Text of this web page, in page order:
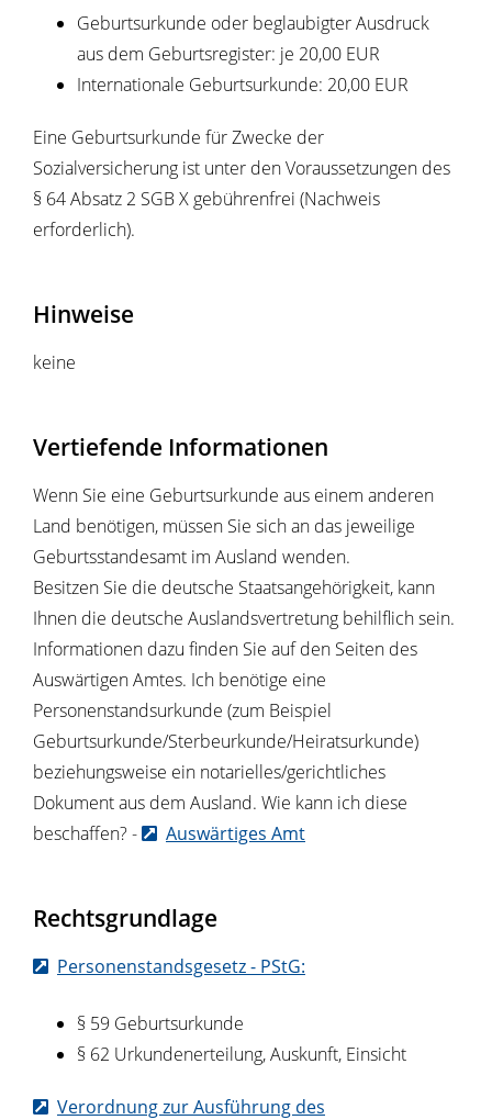
Geburtsurkunde oder beglaubigter Ausdruck
aus dem Geburtsregister: je 20,00 EUR
Internationale Geburtsurkunde: 20,00 EUR
Eine Geburtsurkunde für Zwecke der
Sozialversicherung ist unter den Voraussetzungen des
§ 64 Absatz 2 SGB X gebührenfrei (Nachweis
erforderlich).
Hinweise
keine
Vertiefende Informationen
Wenn Sie eine Geburtsurkunde aus einem anderen
Land benötigen, müssen Sie sich an das jeweilige
Geburtsstandesamt im Ausland wenden.
Besitzen Sie die deutsche Staatsangehörigkeit, kann
Ihnen die deutsche Auslandsvertretung behilflich sein.
Informationen dazu finden Sie auf den Seiten des
Auswärtigen Amtes. Ich benötige eine
Personenstandsurkunde (zum Beispiel
Geburtsurkunde/Sterbeurkunde/Heiratsurkunde)
beziehungsweise ein notarielles/gerichtliches
Dokument aus dem Ausland. Wie kann ich diese
beschaffen? -
Auswärtiges Amt
Rechtsgrundlage
Personenstandsgesetz - PStG:
§ 59 Geburtsurkunde
§ 62 Urkundenerteilung, Auskunft, Einsicht
Verordnung zur Ausführung des